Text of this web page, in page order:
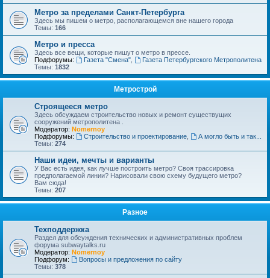
Метро за пределами Санкт-Петербурга
Здесь мы пишем о метро, располагающемся вне нашего города
Темы: 166
Метро и пресса
Здесь все вещи, которые пишут о метро в прессе.
Подфорумы:
Газета "Смена",
Газета Петербургского Метрополитена
Темы: 1832
Метрострой
Строящееся метро
Здесь обсуждаем строительство новых и ремонт существущих
сооружений метрополитена .
Модератор: Nomernoy
Подфорумы:
Строительство и проектирование,
А могло быть и так...
Темы: 274
Наши идеи, мечты и варианты
У Вас есть идея, как лучше построить метро? Своя трассировка
предполагаемой линии? Нарисовали свою схему будущего метро?
Вам сюда!
Темы: 207
Разное
Техподдержка
Раздел для обсуждения технических и административных проблем
форума subwaytalks.ru
Модератор: Nomernoy
Подфорум:
Вопросы и предложения по сайту
Темы: 378